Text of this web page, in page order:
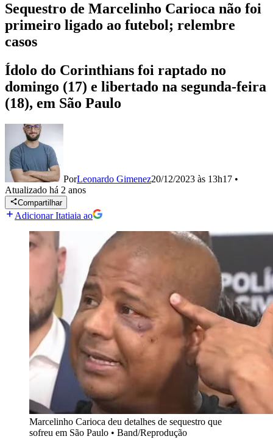
Sequestro de Marcelinho Carioca não foi
primeiro ligado ao futebol; relembre
casos
Ídolo do Corinthians foi raptado no
domingo (17) e libertado na segunda-feira
(18), em São Paulo
PorLeonardo Gimenez20/12/2023 às 13h17 •
Atualizado há 2 anos
Compartilhar
Adicionar Itatiaia ao
Marcelinho Carioca deu detalhes de sequestro que
sofreu em São Paulo • Band/Reprodução